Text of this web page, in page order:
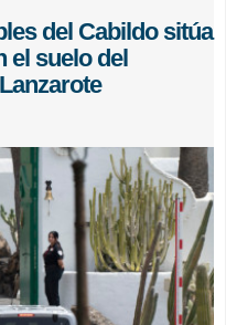
del Cabildo sitúa
el suelo del